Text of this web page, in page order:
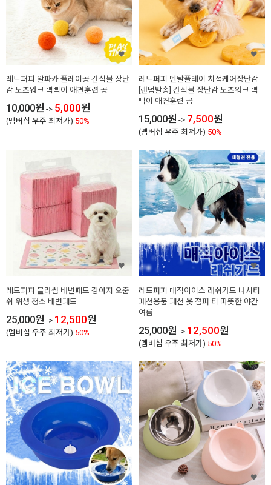
레드퍼피 알파카 플레이공 간식볼 장난
감 노즈워크 삑삑이 애견훈련 공
10,000원 -> 5,000원
(멤버십 우주 최저가) 50%
레드퍼피 덴탈플레이 치석케어장난감
[랜덤발송] 간식볼 장난감 노즈워크 삑
삑이 애견훈련 공
15,000원 -> 7,500원
(멤버십 우주 최저가) 50%
레드퍼피 블라썸 배변패드 강아지 오줌
쉬 위생 청소 배변패드
25,000원 -> 12,500원
(멤버십 우주 최저가) 50%
레드퍼피 매직아이스 래쉬가드 나시티
패션용품 패션 옷 점퍼 티 따뜻한 야간
여름
25,000원 -> 12,500원
(멤버십 우주 최저가) 50%